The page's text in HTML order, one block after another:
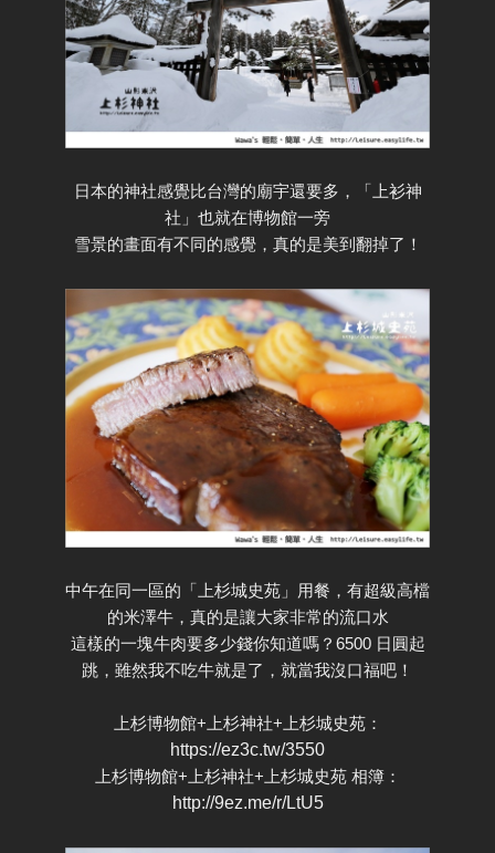
日本的神社感覺比台灣的廟宇還要多，「上衫神
社」也就在博物館一旁
雪景的畫面有不同的感覺，真的是美到翻掉了！
中午在同一區的「上杉城史苑」用餐，有超級高檔
的米澤牛，真的是讓大家非常的流口水
這樣的一塊牛肉要多少錢你知道嗎？6500 日圓起
跳，雖然我不吃牛就是了，就當我沒口福吧！
上杉博物館+上杉神社+上杉城史苑：
https://ez3c.tw/3550
上杉博物館+上杉神社+上杉城史苑 相簿：
http://9ez.me/r/LtU5